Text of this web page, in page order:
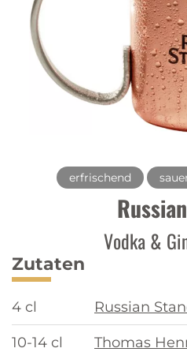
erfrischend
Vodka &
Zutaten
4 cl Russian
10-14 cl
Thomas